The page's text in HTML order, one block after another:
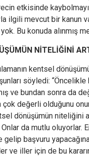
etkisinde
ilgili mevcut bir kanun
Bu konuda alınmış
NİTELİĞİNİ
kentsel
söyledi:
ve bundan sonra da
çok değerli olduğunu
dönüşümün niteliğini
da mutlu oluyorlar.
başvuru
ve iller için de bu kararın